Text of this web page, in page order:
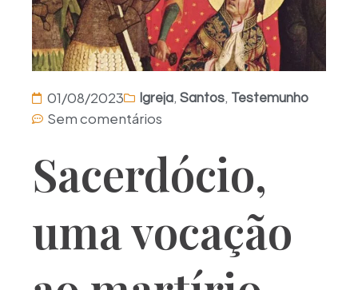
01/08/2023 Igreja, Santos, Testemunho
Sem comentários
Sacerdócio,
uma vocação